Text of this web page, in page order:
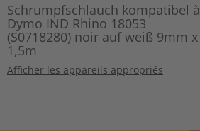
Schrumpfschlauch kompatibel à
Dymo IND Rhino 18053
(S0718280) noir auf weiß 9mm x
1,5m
Afficher les appareils appropriés